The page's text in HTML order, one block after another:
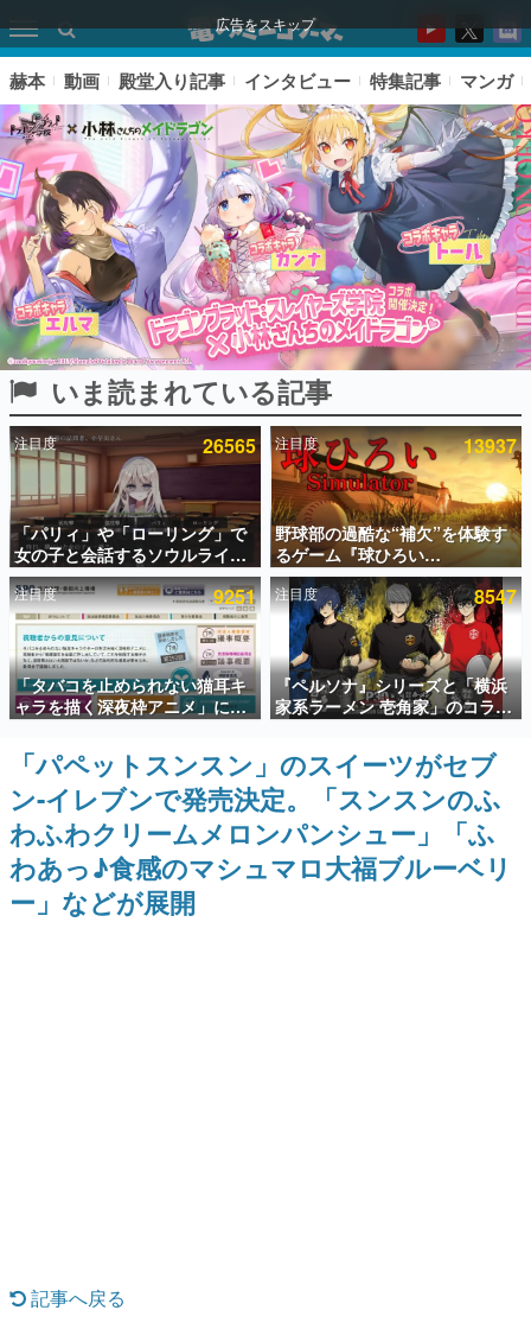
広告をスキップ
ピックアップ
電ファミのいま読まれている記事ランキング
アプリセール情報
インタビュー
連載・特集一覧
殿堂入り記事
SNS拡散数が数千以上！ ページビュー数万以上！ などな
ど。多くの人々に読まれた、電ファミ渾身の“殿堂入り”記
事をまとめました。
ゲームの企画書
名作ゲームクリエイターの方々に製作時のエピソードをお
聞きし、ヒットする企画（ゲーム）とは何か？を探ってい
きます。
赫本
この物語を解いてはいけない。『赫本』は、〈試験問題〉
の形をした短編ホラー小説集です。
赫本 動画 殿堂入り記事 インタビュー 特集記事 マンガ
いま読まれている記事
注目度 26565
「パリィ」や「ローリング」で
女の子と会話するソウルライク
恋愛ゲーム『小早川さんはソウ
ルライク』無料公開。返事に失
敗すると「YOU DIED」
注目度 13937
野球部の過酷な“補欠”を体験す
るゲーム『球ひろい
Simulator』が「1件」のウィッ
シュリストをもとにチェコ語に
対応しSNSで話題に。『キング
ダム・カム』開発元やチェコの
プロ野球選手から称賛の声
注目度 9251
「タバコを止められない猫耳キ
ャラを描く深夜枠アニメ」に視
聴者の一部から批判意見。違法
薬物の使用と思しき描写も含め
て、BPOが議論を交わす
注目度 8547
『ペルソナ』シリーズと「横浜
家系ラーメン 壱角家」のコラボ
が8月21日から開催。”はがく
れ”風とんこつラーメンや、おい
しく食べられるカレーラーメン
がラインナップ
「パペットスンスン」のスイーツがセブ
ン-イレブンで発売決定。「スンスンのふ
わふわクリームメロンパンシュー」「ふ
わあっ♪食感のマシュマロ大福ブルーベリ
ー」などが展開
記事へ戻る